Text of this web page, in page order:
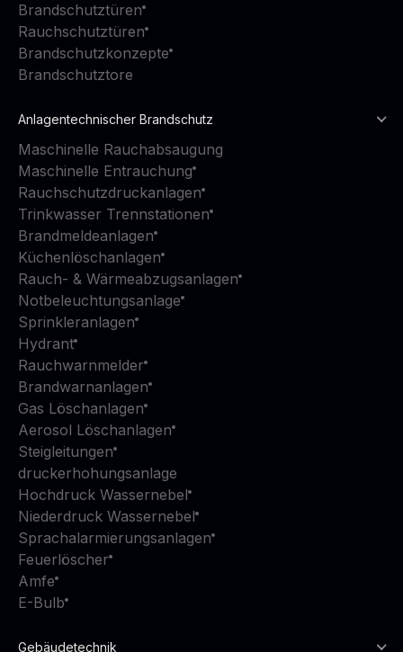
Brandschutztüren
Rauchschutztüren
Brandschutzkonzepte
Brandschutztore
Anlagentechnischer Brandschutz
Maschinelle Rauchabsaugung
Maschinelle Entrauchung
Rauchschutzdruckanlagen
Trinkwasser Trennstationen
Brandmeldeanlagen
Küchenlöschanlagen
Rauch- & Wärmeabzugsanlagen
Notbeleuchtungsanlage
Sprinkleranlagen
Hydrant
Rauchwarnmelder
Brandwarnanlagen
Gas Löschanlagen
Aerosol Löschanlagen
Steigleitungen
druckerhohungsanlage
Hochdruck Wassernebel
Niederdruck Wassernebel
Sprachalarmierungsanlagen
Feuerlöscher
Amfe
E-Bulb
Gebäudetechnik